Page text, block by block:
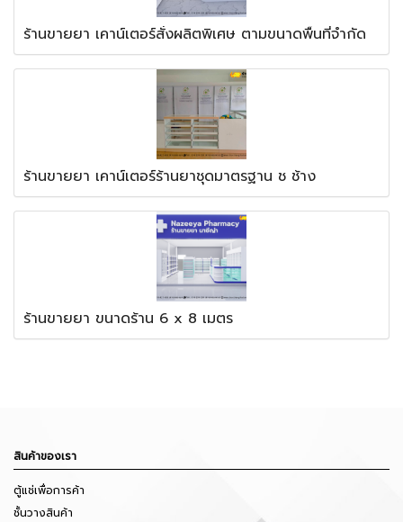
ร้านขายยา เคาน์เตอร์สั่งผลิตพิเศษ ตามขนาดพื้นที่จำกัด
ร้านขายยา เคาน์เตอร์ร้านยาชุดมาตรฐาน ช ช้าง
ร้านขายยา ขนาดร้าน 6 x 8 เมตร
สินค้าของเรา
ตู้แช่เพื่อการค้า
ชั้นวางสินค้า